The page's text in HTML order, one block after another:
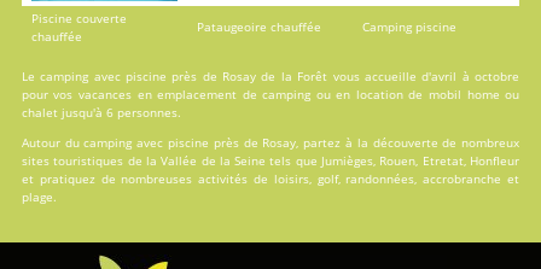
Piscine couverte
chauffée
Pataugeoire chauffée Camping piscine
Le camping avec piscine près de Rosay de la Forêt vous accueille d'avril à octobre
pour vos vacances enemplacement de camping ou en locationde mobil home ou
chalet jusqu'à 6 personnes.
Autour du camping avec piscine près de Rosay, partez à la découverte de nombreux
sites touristiques de la Vallée de la Seine tels que Jumièges, Rouen, Etretat, Honfleur
et pratiquez de nombreuses activités de loisirs, golf, randonnées, accrobranche et
plage.